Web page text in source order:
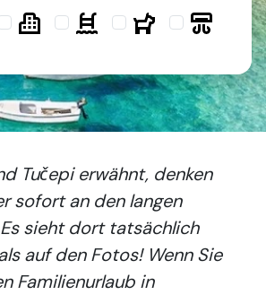
Tučepi erwähnt, denken
sofort an den langen
sieht dort tatsächlich
auf den Fotos! Wenn Sie
Familienurlaub in